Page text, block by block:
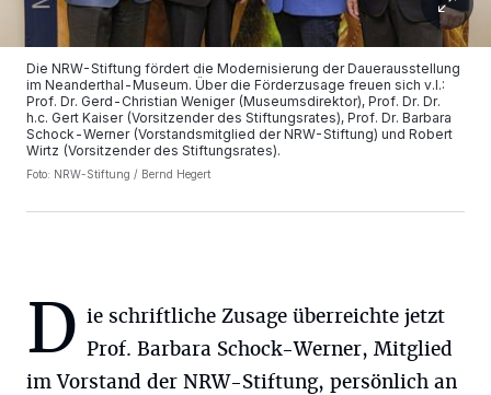
Die NRW-Stiftung fördert die Modernisierung der Dauerausstellung
im Neanderthal-Museum. Über die Förderzusage freuen sich v.l.:
Prof. Dr. Gerd-Christian Weniger (Museumsdirektor), Prof. Dr. Dr.
h.c. Gert Kaiser (Vorsitzender des Stiftungsrates), Prof. Dr. Barbara
Schock-Werner (Vorstandsmitglied der NRW-Stiftung) und Robert
Wirtz (Vorsitzender des Stiftungsrates).
Foto: NRW-Stiftung / Bernd Hegert
D ie schriftliche Zusage überreichte jetzt
Prof. Barbara Schock-Werner, Mitglied
im Vorstand der NRW-Stiftung, persönlich an